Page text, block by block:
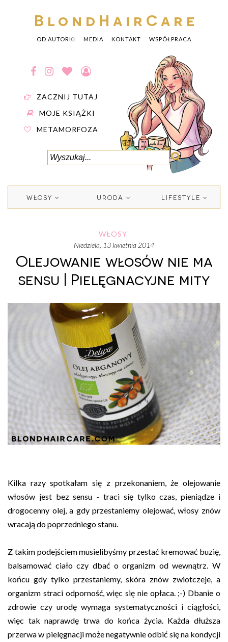
BlondHairCare
OD AUTORKI MEDIA KONTAKT WSPÓŁPRACA
ZACZNIJ TUTAJ
MOJE KSIĄŻKI
METAMORFOZA
WŁOSY URODA LIFESTYLE
WŁOSY
niedziela, 13 kwietnia 2014
Olejowanie włosów nie ma
sensu | Pielęgnacyjne mity
Kilka razy spotkałam się z przekonaniem, że olejowanie
włosów jest bez sensu - traci się tylko czas, pieniądze i
drogocenny olej, a gdy przestaniemy olejować, włosy znów
wracają do poprzedniego stanu.
Z takim podejściem musielibyśmy przestać kremować buzię,
balsamować ciało czy dbać o organizm od wewnątrz. W
końcu gdy tylko przestaniemy, skóra znów zwiotczeje, a
organizm straci odporność, więc się nie opłaca. ;-) Dbanie o
zdrowie czy urodę wymaga systematyczności i ciągłości,
więc tak naprawdę trwa do końca życia. Każda dłuższa
przerwa w pielęgnacji może negatywnie odbić się na kondycji